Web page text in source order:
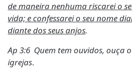
de maneira nenhuma riscarei o
vida; e confessarei o seu nome
diante dos seus anjos.
Ap 3:6 Quem tem ouvidos, ouça
igrejas.